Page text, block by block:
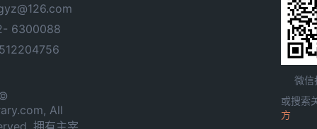
6300088
All
拥有主宰
微信
或搜索
方